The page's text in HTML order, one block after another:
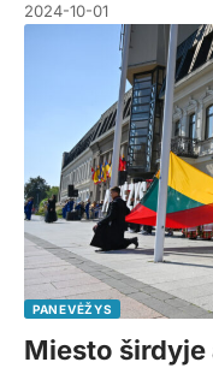
2024-10-01
PANEVĖŽYS
Miesto